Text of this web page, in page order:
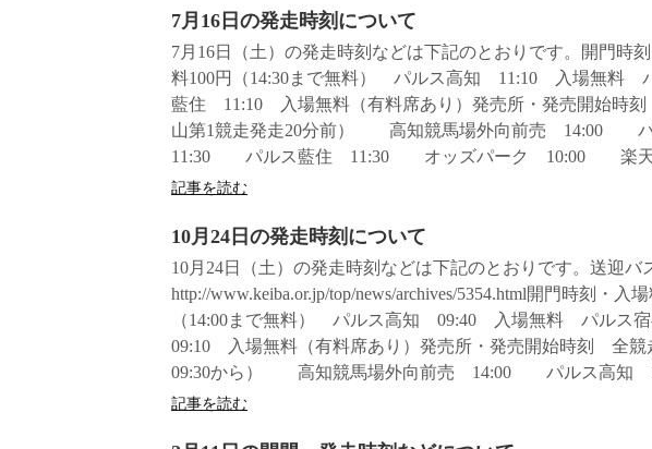
7月16日の発走時刻について
7月16日（土）の発走時刻などは下記のとおりです。開門
料100円（14:30まで無料） パルス高知 11:10 入場無料
藍住 11:10 入場無料（有料席あり）発売所・発売開始
山第1競走発走20分前） 高知競馬場外向前売 14:00
11:30 パルス藍住 11:30 オッズパーク 10:00 楽
記事を読む
10月24日の発走時刻について
10月24日（土）の発走時刻などは下記のとおりです。送迎バ
http://www.keiba.or.jp/top/news/archives/5354.html開門時刻
（14:00まで無料） パルス高知 09:40 入場無料 パル
09:10 入場無料（有料席あり）発売所・発売開始時刻
09:30から） 高知競馬場外向前売 14:00 パルス高知
記事を読む